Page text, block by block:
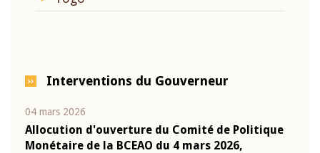
Interventions du Gouverneur
04 mars 2026
Allocution d'ouverture du Comité de Politique
Monétaire de la BCEAO du 4 mars 2026,